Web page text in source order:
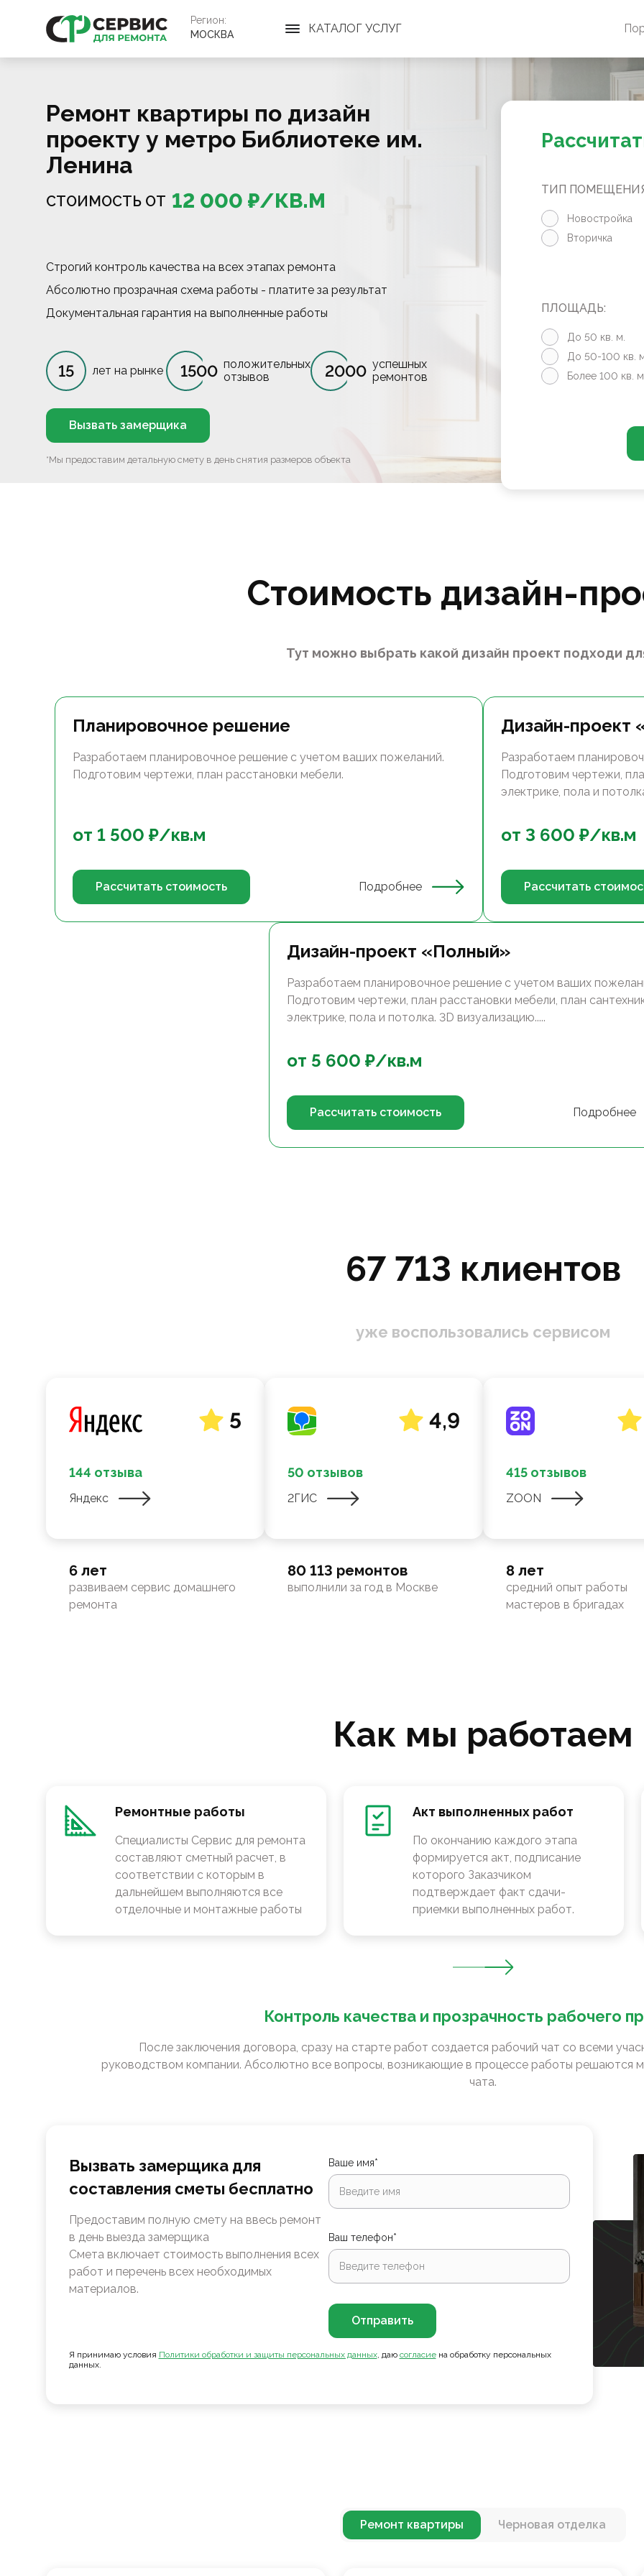
Регион:
МОСКВА
КАТАЛОГ УСЛУГ
Ремонт квартиры по дизайн
проекту у метро Библиотеке им.
Ленина
СТОИМОСТЬ ОТ 12 000 ₽/КВ.М
Строгий контроль качества на всех этапах ремонта
Абсолютно прозрачная схема работы - платите за результат
Документальная гарантия на выполненные работы
15 лет на рынке 1500 положительных
отзывов
2000 успешных
ремонтов
Вызвать замерщика
*Мы предоставим детальную смету в день снятия размеров объекта
ТИП
Новостройка
Вторичка
ПЛОЩАДЬ:
До 50 кв. м.
До 50-100 кв.
Более 100 кв. м.
Стоимость дизайн-
Тут можно выбрать какой дизайн проект подходи
Планировочное решение
Разработаем планировочное решение с учетом ваших пожеланий.
Подготовим чертежи, план расстановки мебели.
от 1 500 ₽/кв.м
Рассчитать стоимость Подробнее
Дизайн-проект
Разработаем
Подготовим чертежи,
электрике, пола и
от 3 600 ₽/кв.м
Рассчитать
Дизайн-проект «Полный»
Разработаем планировочное решение с учетом ваших
Подготовим чертежи, план расстановки мебели, план
электрике, пола и потолка. 3D визуализацию.....
от 5 600 ₽/кв.м
Рассчитать стоимость Подробнее
67 713 клиентов
уже воспользовались сервисом
5
144 отзыва
Яндекс
6 лет
развиваем сервис домашнего
ремонта
4,9
50 отзывов
2ГИС
80 113 ремонтов
выполнили за год в Москве
415 отзывов
ZOON
8 лет
средний опыт работы
мастеров в бригадах
Как мы работаем
Ремонтные работы
Специалисты Сервис для ремонта
составляют сметный расчет, в
соответствии с которым в
дальнейшем выполняются все
отделочные и монтажные работы
Акт выполненных работ
По окончанию каждого этапа
формируется акт, подписание
которого Заказчиком
подтверждает факт сдачи-
приемки выполненных работ.
Контроль качества и прозрачность рабочего
После заключения договора, сразу на старте работ создается рабочий чат со всеми
руководством компании. Абсолютно все вопросы, возникающие в процессе работы решаются
чата.
Вызвать замерщика для
составления сметы бесплатно
Предоставим полную смету на ввесь ремонт
в день выезда замерщика
Смета включает стоимость выполнения всех
работ и перечень всех необходимых
материалов.
Ваше имя*
Ваш телефон*
Отправить
Я принимаю условия Политики обработки и защиты персональных данных, даю согласие на обработку персональных
данных.
Ремонт квартиры Черновая отделка